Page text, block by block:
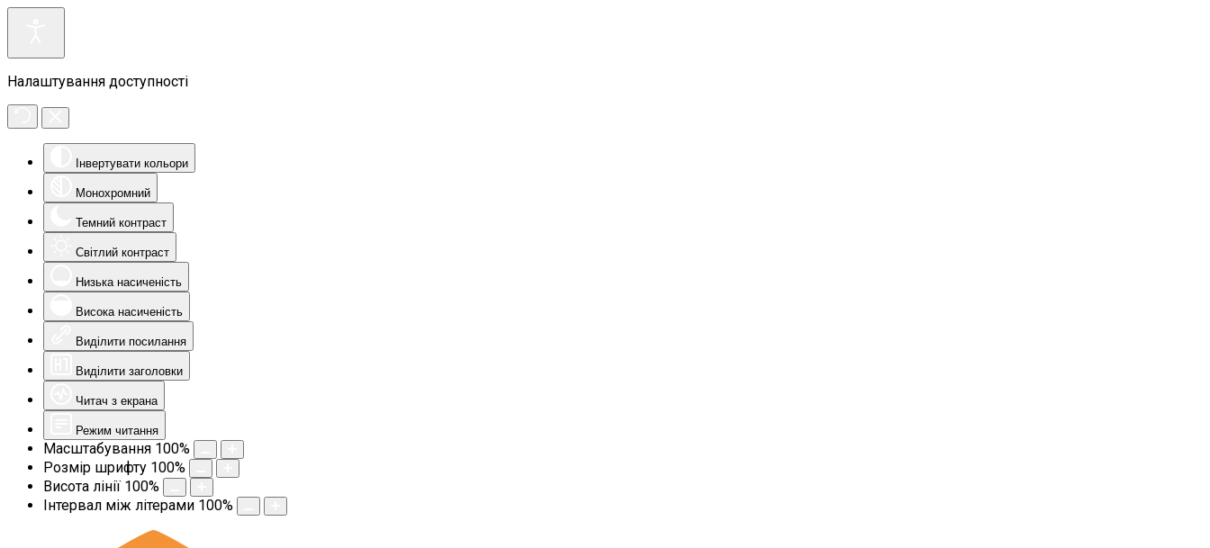
Налаштування доступності
Інвертувати кольори
Монохромний
Темний контраст
Світлий контраст
Низька насиченість
Висока насиченість
Виділити посилання
Виділити заголовки
Читач з екрана
Режим читання
Масштабування 100%
Розмір шрифту 100%
Висота лінії 100%
Інтервал між літерами 100%